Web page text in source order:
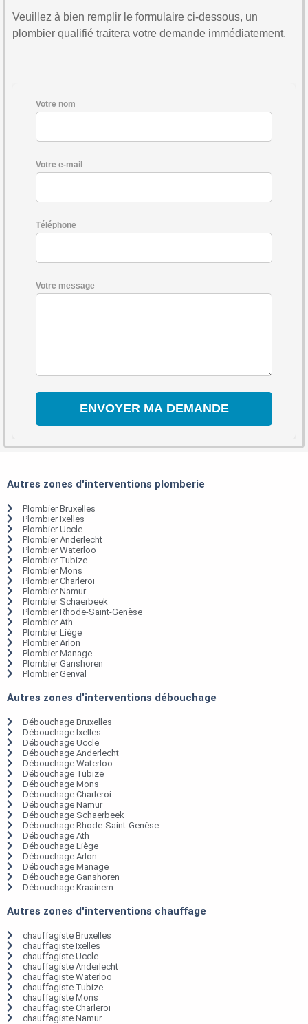
Veuillez à bien remplir le formulaire ci-dessous, un
plombier qualifié traitera votre demande immédiatement.
Votre nom
Votre e-mail
Téléphone
Votre message
Autres zones d'interventions plomberie
Plombier Bruxelles
Plombier Ixelles
Plombier Uccle
Plombier Anderlecht
Plombier Waterloo
Plombier Tubize
Plombier Mons
Plombier Charleroi
Plombier Namur
Plombier Schaerbeek
Plombier Rhode-Saint-Genèse
Plombier Ath
Plombier Liège
Plombier Arlon
Plombier Manage
Plombier Ganshoren
Plombier Genval
Autres zones d'interventions débouchage
Débouchage Bruxelles
Débouchage Ixelles
Débouchage Uccle
Débouchage Anderlecht
Débouchage Waterloo
Débouchage Tubize
Débouchage Mons
Débouchage Charleroi
Débouchage Namur
Débouchage Schaerbeek
Débouchage Rhode-Saint-Genèse
Débouchage Ath
Débouchage Liège
Débouchage Arlon
Débouchage Manage
Débouchage Ganshoren
Débouchage Kraainem
Autres zones d'interventions chauffage
chauffagiste Bruxelles
chauffagiste Ixelles
chauffagiste Uccle
chauffagiste Anderlecht
chauffagiste Waterloo
chauffagiste Tubize
chauffagiste Mons
chauffagiste Charleroi
chauffagiste Namur